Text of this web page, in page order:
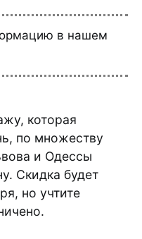
в нашем
которая
по множеству
и Одессы
Скидка будет
но учтите